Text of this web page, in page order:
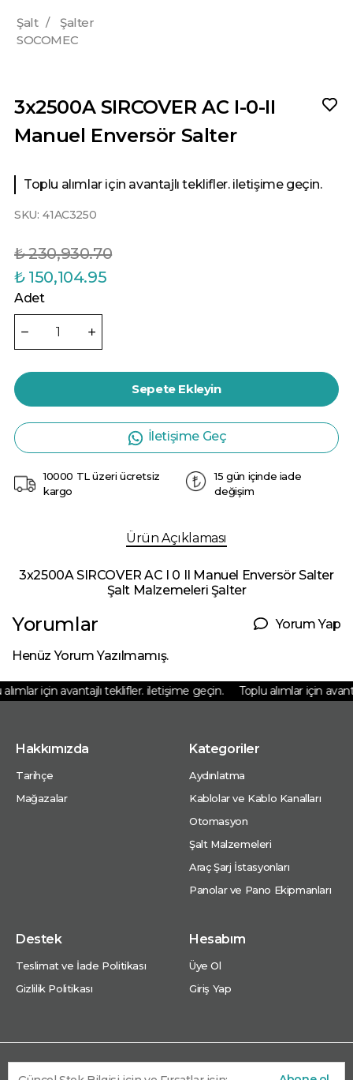
Şalt /
Şalter
SOCOMEC
3x2500A SIRCOVER AC I-0-II
Manuel Enversör Salter
Toplu alımlar için avantajlı teklifler. iletişime geçin.
SKU: 41AC3250
₺ 230,930.70
₺ 150,104.95
Adet
Sepete Ekleyin
İletişime Geç
10000 TL üzeri ücretsiz
kargo
15 gün içinde iade
değişim
Ürün Açıklaması
3x2500A SIRCOVER AC I 0 II Manuel Enversör Salter
Şalt Malzemeleri Şalter
Yorumlar Yorum Yap
Henüz Yorum Yazılmamış.
için avantajlı teklifler. iletişime geçin. Toplu alımlar için
Hakkımızda
Tarihçe
Mağazalar
Kategoriler
Aydınlatma
Kablolar ve Kablo Kanalları
Otomasyon
Şalt Malzemeleri
Araç Şarj İstasyonları
Panolar ve Pano Ekipmanları
Destek
Teslimat ve İade Politikası
Gizlilik Politikası
Hesabım
Üye Ol
Giriş Yap